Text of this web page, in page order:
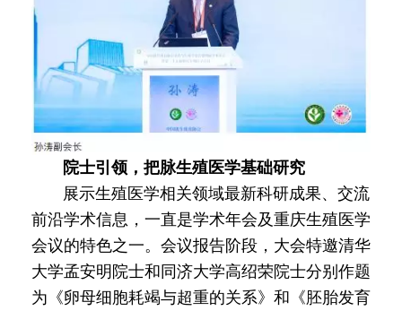
院士引领，把脉生殖医学基础研究
展示生殖医学相关领域最新科研成果、交流
前沿学术信息，一直是学术年会及重庆生殖医学
会议的特色之一。会议报告阶段，大会特邀清华
大学孟安明院士和同济大学高绍荣院士分别作题
为《卵母细胞耗竭与超重的关系》和《胚胎发育